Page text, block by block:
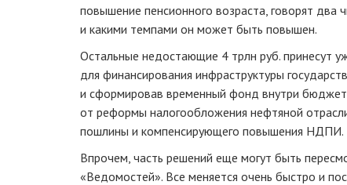
повышение пенсионного возраста, говорят два
и какими темпами он может быть повышен.
Остальные недостающие 4 трлн руб. принесут
для финансирования инфраструктуры
и сформировав временный фонд внутри
от реформы налогообложения нефтяной
пошлины и компенсирующего повышения НДПИ.
Впрочем, часть решений еще могут быть
«Ведомостей». Все меняется очень быстро и